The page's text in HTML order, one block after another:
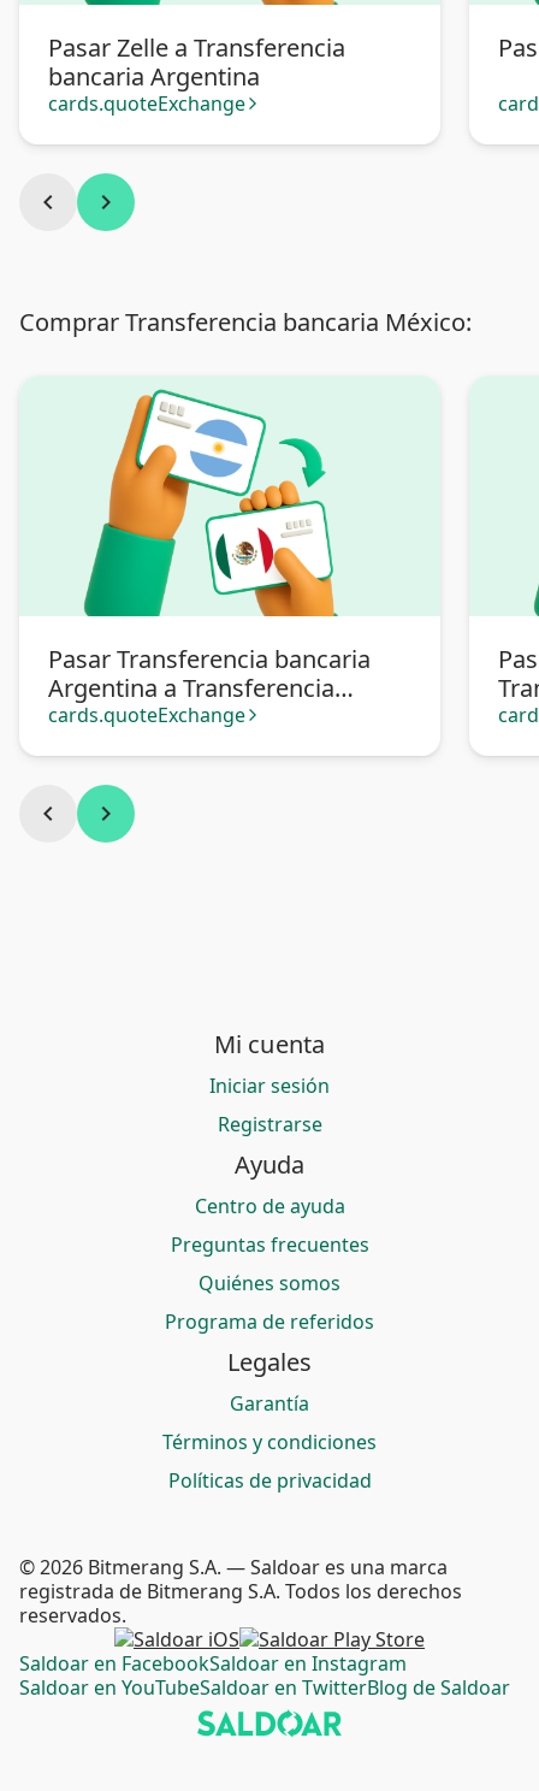
Pasar Zelle a Transferencia
bancaria Argentina
cards.quoteExchange arrow_forward_ios
chevron_left chevron_right
Comprar Transferencia bancaria México:
Pasar Transferencia bancaria
Argentina a Transferencia
bancaria México
cards.quoteExchange arrow_forward_ios
chevron_left chevron_right
Mi cuenta
Iniciar sesión
Registrarse
Ayuda
Centro de ayuda
Preguntas frecuentes
Quiénes somos
Programa de referidos
Legales
Garantía
Términos y condiciones
Políticas de privacidad
Saldoar en FacebookSaldoar en Instagram
Saldoar en YouTubeSaldoar en TwitterBlog de Saldoar
© 2026 Bitmerang S.A. — Saldoar es una marca
registrada de Bitmerang S.A. Todos los derechos
reservados.